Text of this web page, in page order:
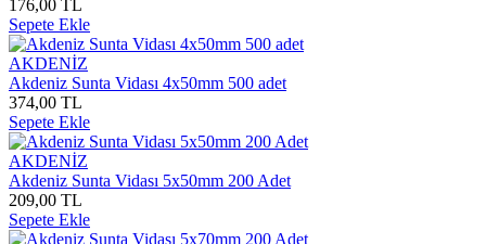
176,00 TL
Sepete Ekle
AKDENİZ
Akdeniz Sunta Vidası 4x50mm 500 adet
374,00 TL
Sepete Ekle
AKDENİZ
Akdeniz Sunta Vidası 5x50mm 200 Adet
209,00 TL
Sepete Ekle